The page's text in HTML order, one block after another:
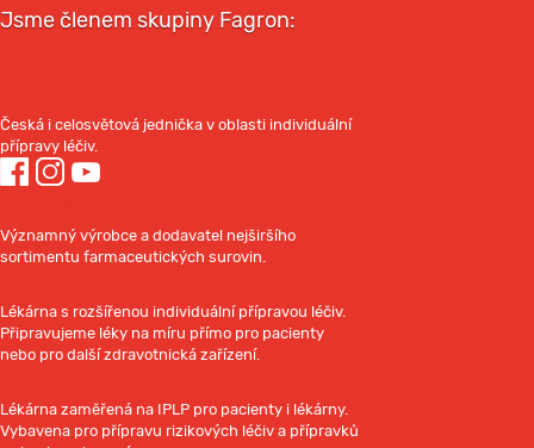
Jsme členem skupiny Fagron:
Česká i celosvětová jednička v oblasti individuální
přípravy léčiv.
Významný výrobce a dodavatel nejširšího
sortimentu farmaceutických surovin.
Lékárna s rozšířenou individuální přípravou léčiv.
Připravujeme léky na míru přímo pro pacienty
nebo pro další zdravotnická zařízení.
Lékárna zaměřená na IPLP pro pacienty i lékárny.
Vybavena pro přípravu rizikových léčiv a přípravků